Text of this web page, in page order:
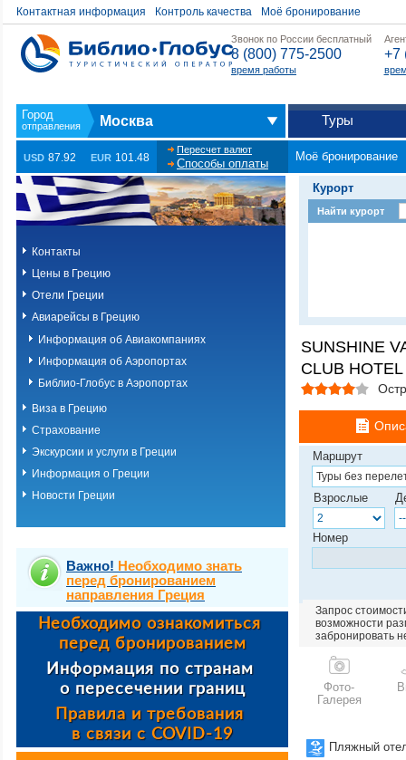
Контактная информация Контроль качества Моё бронирование
Звонок по России бесплатный
8 (800) 775-2500
время работы
+7
Москва Туры
USD 87.92 EUR 101.48
Пересчет валют
Способы оплаты
Моё бронирование
Контакты
Цены в Грецию
Отели Греции
Авиарейсы в Грецию
Информация об Авиакомпаниях
Информация об Аэропортах
Библио-Глобус в Аэропортах
Виза в Грецию
Страхование
Экскурсии и услуги в Греции
Информация о Греции
Новости Греции
Важно! Необходимо знать
перед бронированием
направления Греция
Курорт
Найти курорт
SUNSHINE
CLUB
Маршрут
Взрослые
Номер
Запрос
возможности
забронировать
Фото-
Галерея
Пляжный